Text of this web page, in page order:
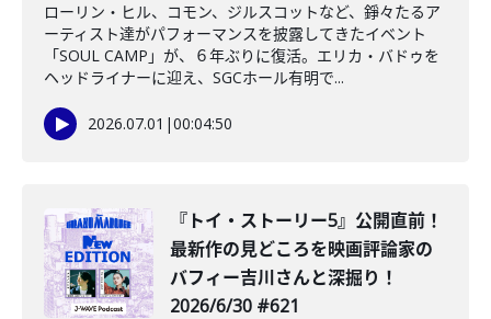
ローリン・ヒル、コモン、ジルスコットなど、錚々たるア
ーティスト達がパフォーマンスを披露してきたイベント
「SOUL CAMP」が、６年ぶりに復活。エリカ・バドゥを
ヘッドライナーに迎え、SGCホール有明で...
2026.07.01 |00:04:50
『トイ・ストーリー5』公開直前！
最新作の見どころを映画評論家の
バフィー吉川さんと深掘り！
2026/6/30 #621